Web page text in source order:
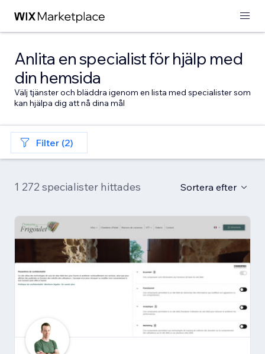
Anlita en specialist för hjälp med
din hemsida
Välj tjänster och bläddra igenom en lista med specialister som
kan hjälpa dig att nå dina mål
Filter (2)
1 272 specialister hittades Sortera efter